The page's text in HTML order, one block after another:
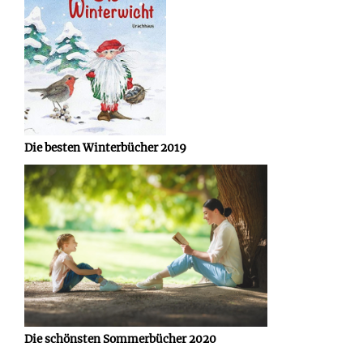
Die besten Winterbücher 2019
Die schönsten Sommerbücher 2020